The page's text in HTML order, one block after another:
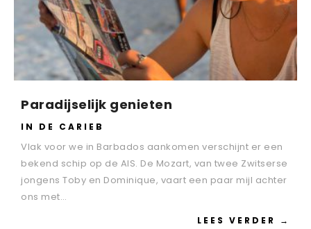
Paradijselijk genieten
IN DE CARIEB
Vlak voor we in Barbados aankomen verschijnt er een
bekend schip op de AIS. De Mozart, van twee Zwitserse
jongens Toby en Dominique, vaart een paar mijl achter
ons met…
LEES VERDER →